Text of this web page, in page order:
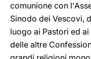
comunione con
Sinodo dei Vescovi,
luogo ai Pastori ed
delle altre